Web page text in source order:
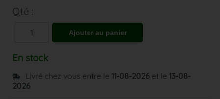
Qté :
En stock
Livré chez vous entre le11-08-2026 et le13-08-
2026